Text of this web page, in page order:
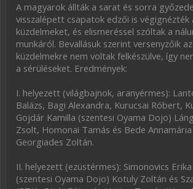
A magyarok állták a sarat és sorra
visszalépett csapatok edzői is végignézték
küzdelmeket, és elismeréssel szóltak a
munkáról. Bevallásuk szerint versenyzőik
küzdelmekre nem voltak felkészülve, így
a sérüléseket. Eredmények:
I. helyezett (világbajnok, aranyérmes):
Balázs, Bagi Alexandra, Kurucsai Róbert,
Gojdár Kamilla (szentesi Oyama Dojo)
Zsolt, Homonai Tamás és Bede
Georgiades Zoltán.
II. helyezett (ezüstérmes): Simonovics
(szentesi Oyama Dojo) Kotuly Zoltán és